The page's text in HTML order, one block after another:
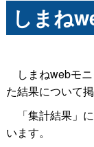
しまね
しまねwebモ
た結果について
「集計結果」
います。